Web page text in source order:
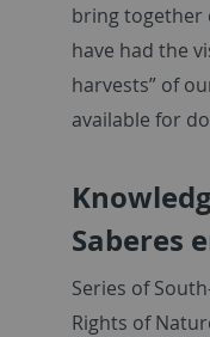
bring together
have had the
harvests” of
available for
Saberes
Series of
Rights of